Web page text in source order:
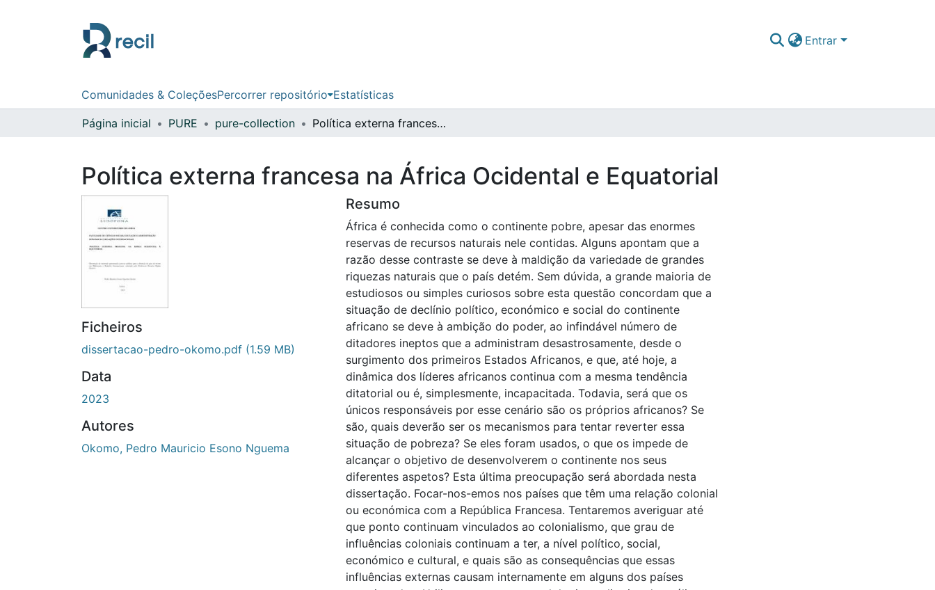
Entrar
Comunidades & ColeçõesPercorrer repositório Estatísticas
Página inicial PURE pure-collection Política externa francesa na África Ocidental e Equatorial
Política externa francesa na África Ocidental e Equatorial
Ficheiros
dissertacao-pedro-okomo.pdf (1.59 MB)
Data
2023
Autores
Okomo, Pedro Mauricio Esono Nguema
Resumo
África é conhecida como o continente pobre, apesar das enormes
reservas de recursos naturais nele contidas. Alguns apontam que a
razão desse contraste se deve à maldição da variedade de grandes
riquezas naturais que o país detém. Sem dúvida, a grande maioria de
estudiosos ou simples curiosos sobre esta questão concordam que a
situação de declínio político, económico e social do continente
africano se deve à ambição do poder, ao infindável número de
ditadores ineptos que a administram desastrosamente, desde o
surgimento dos primeiros Estados Africanos, e que, até hoje, a
dinâmica dos líderes africanos continua com a mesma tendência
ditatorial ou é, simplesmente, incapacitada. Todavia, será que os
únicos responsáveis por esse cenário são os próprios africanos? Se
são, quais deverão ser os mecanismos para tentar reverter essa
situação de pobreza? Se eles foram usados, o que os impede de
alcançar o objetivo de desenvolverem o continente nos seus
diferentes aspetos? Esta última preocupação será abordada nesta
dissertação. Focar-nos-emos nos países que têm uma relação colonial
ou económica com a República Francesa. Tentaremos averiguar até
que ponto continuam vinculados ao colonialismo, que grau de
influências coloniais continuam a ter, a nível político, social,
económico e cultural, e quais são as consequências que essas
influências externas causam internamente em alguns dos países